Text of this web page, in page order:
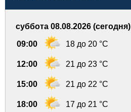
суббота 08.08.2026 (сегодня)
09:00 18 до 20 °C
12:00 21 до 23 °C
15:00 21 до 22 °C
18:00 17 до 21 °C